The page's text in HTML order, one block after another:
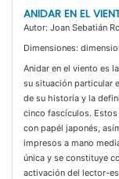
ANIDAR EN EL
Autor: Joan Sebatián
Dimensiones:
Anidar en el viento es
su situación particular
de su historía y la
cinco fascículos.
con papél japonés,
impresos a mano
única y se constituye
activación del lector-